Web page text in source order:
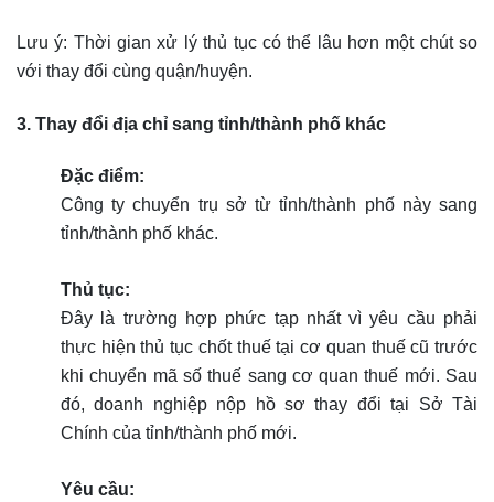
Lưu ý: Thời gian xử lý thủ tục có thể lâu hơn một chút so
với thay đổi cùng quận/huyện.
3. Thay đổi địa chỉ sang tỉnh/thành phố khác
Đặc điểm:
Công ty chuyển trụ sở từ tỉnh/thành phố này sang
tỉnh/thành phố khác.
Thủ tục:
Đây là trường hợp phức tạp nhất vì yêu cầu phải
thực hiện thủ tục chốt thuế tại cơ quan thuế cũ trước
khi chuyển mã số thuế sang cơ quan thuế mới. Sau
đó, doanh nghiệp nộp hồ sơ thay đổi tại Sở Tài
Chính của tỉnh/thành phố mới.
Yêu cầu: